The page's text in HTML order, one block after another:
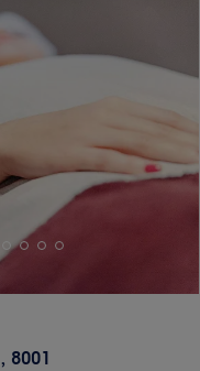
, 8001